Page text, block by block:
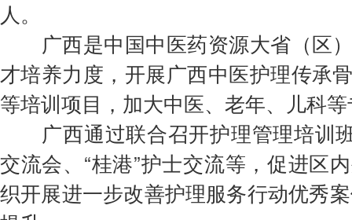
会员名单
道德准则
调解规则
人。
广西是中国中医药资源大省（区
才培养力度，开展广西中医护理传承
等培训项目，加大中医、老年、儿科
广西通过联合召开护理管理培训班
交流会、“桂港”护士交流等，促进区
织开展进一步改善护理服务行动优秀